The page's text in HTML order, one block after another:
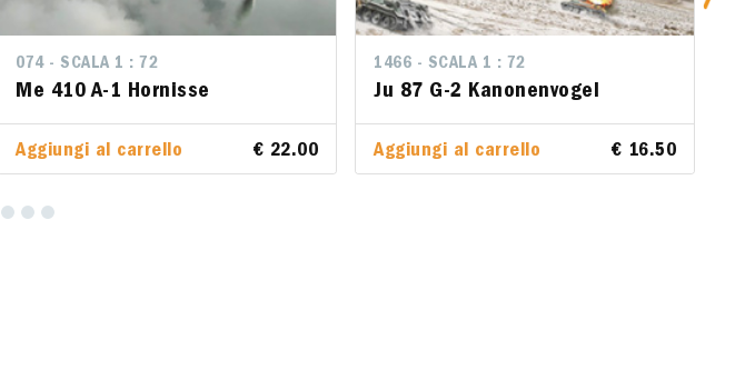
074 - SCALA 1 : 72
Me 410 A-1 Hornisse
Aggiungi al carrello € 22.00
1466 - SCALA 1 : 72
Ju 87 G-2 Kanonenvogel
Aggiungi al carrello € 16.50
074 - SCALA 1 : 72
Me 410 A-1 Hornisse
Aggiungi al carrello € 22.00
1466 - SCALA 1 : 72
Ju 87 G-2 Kanonenvogel
Aggiungi al carrello € 16.50